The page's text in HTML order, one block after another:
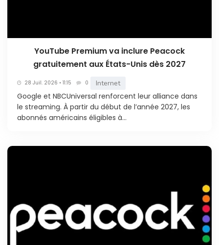
YouTube Premium va inclure Peacock
gratuitement aux États-Unis dès 2027
28 Juil. 2026 • 11:15 0 Internet
Google et NBCUniversal renforcent leur alliance dans
le streaming. À partir du début de l’année 2027, les
abonnés américains éligibles à...